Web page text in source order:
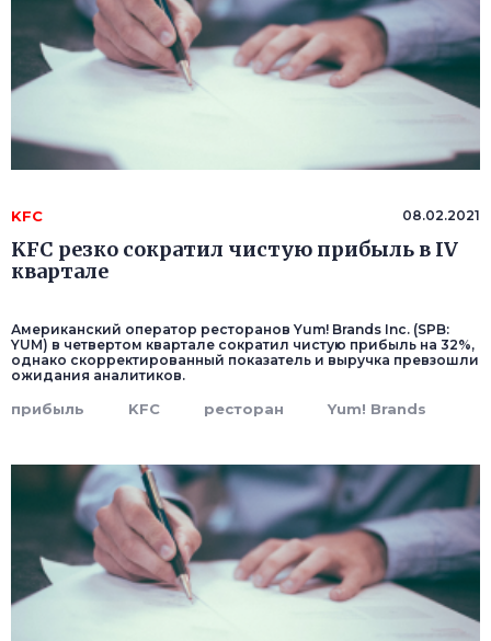
KFC 08.02.2021
KFC резко сократил чистую прибыль в IV
квартале
Американский оператор ресторанов Yum! Brands Inc. (SPB:
YUM) в четвертом квартале сократил чистую прибыль на 32%,
однако скорректированный показатель и выручка превзошли
ожидания аналитиков.
прибыль KFC ресторан Yum! Brands